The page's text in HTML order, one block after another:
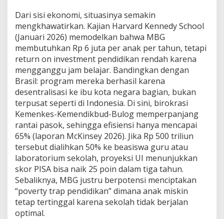
Dari sisi ekonomi, situasinya semakin
mengkhawatirkan. Kajian Harvard Kennedy School
(Januari 2026) memodelkan bahwa MBG
membutuhkan Rp 6 juta per anak per tahun, tetapi
return on investment pendidikan rendah karena
mengganggu jam belajar. Bandingkan dengan
Brasil: program mereka berhasil karena
desentralisasi ke ibu kota negara bagian, bukan
terpusat seperti di Indonesia. Di sini, birokrasi
Kemenkes-Kemendikbud-Bulog memperpanjang
rantai pasok, sehingga efisiensi hanya mencapai
65% (laporan McKinsey 2026). Jika Rp 500 triliun
tersebut dialihkan 50% ke beasiswa guru atau
laboratorium sekolah, proyeksi UI menunjukkan
skor PISA bisa naik 25 poin dalam tiga tahun.
Sebaliknya, MBG justru berpotensi menciptakan
“poverty trap pendidikan” dimana anak miskin
tetap tertinggal karena sekolah tidak berjalan
optimal.